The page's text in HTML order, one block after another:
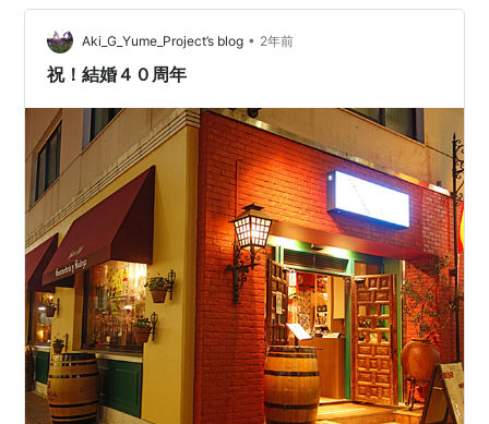
が、 今朝 茅の輪くぐりを させて頂きに、 膳所五社の一
つ、和田神社さんへ 朝ご飯前にお伺えさせて 頂きまし
た。…
Aki_G_Yume_Project’s blog • 2年前
祝！結婚４０周年